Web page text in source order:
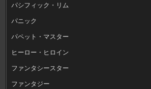
パシフィック・リム
パニック
パペット・マスター
ヒーロー・ヒロイン
ファンタシースター
ファンタジー